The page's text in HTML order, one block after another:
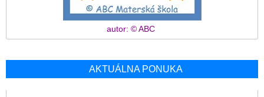
autor: © ABC
AKTUÁLNA PONUKA